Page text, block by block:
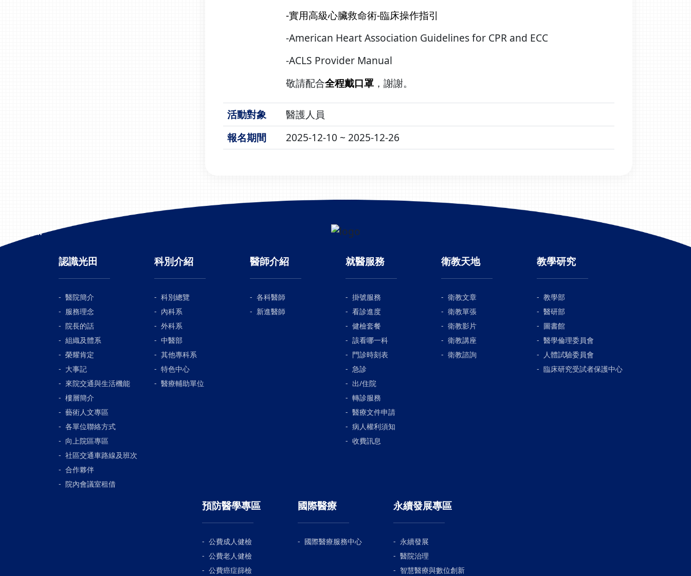
-實用高級心臟救命術-臨床操作指引
-American Heart Association Guidelines for CPR and ECC
-ACLS Provider Manual
敬請配合全程戴口罩 ，謝謝。
活動對象
醫護人員
報名期間
2025-12-10 ~ 2025-12-26
:::
認識光田
醫院簡介
服務理念
院長的話
組織及體系
榮耀肯定
大事記
來院交通與生活機能
樓層簡介
藝術人文專區
各單位聯絡方式
向上院區專區
社區交通車路線及班次
合作夥伴
院內會議室租借
科別介紹
科別總覽
內科系
外科系
中醫部
其他專科系
特色中心
醫療輔助單位
醫師介紹
各科醫師
新進醫師
就醫服務
掛號服務
看診進度
健檢套餐
該看哪一科
門診時刻表
急診
出/住院
轉診服務
醫療文件申請
病人權利須知
收費訊息
衛教天地
衛教文章
衛教單張
衛教影片
衛教講座
衛教諮詢
教學研究
教學部
醫研部
圖書館
醫學倫理委員會
人體試驗委員會
臨床研究受試者保護中心
預防醫學專區
公費成人健檢
公費老人健檢
公費癌症篩檢
國際醫療
國際醫療服務中心
永續發展專區
永續發展
醫院治理
智慧醫療與數位創新